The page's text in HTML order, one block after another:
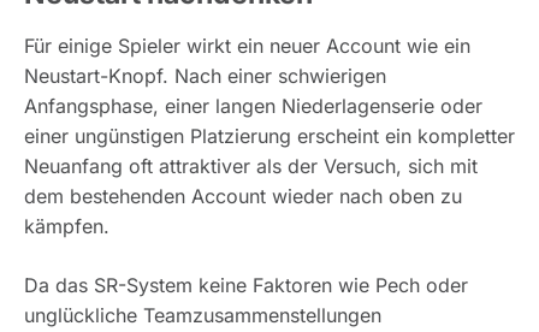
Für einige Spieler wirkt ein neuer Account wie ein
Neustart-Knopf. Nach einer schwierigen
Anfangsphase, einer langen Niederlagenserie oder
einer ungünstigen Platzierung erscheint ein kompletter
Neuanfang oft attraktiver als der Versuch, sich mit
dem bestehenden Account wieder nach oben zu
kämpfen.
Da das SR-System keine Faktoren wie Pech oder
unglückliche Teamzusammenstellungen